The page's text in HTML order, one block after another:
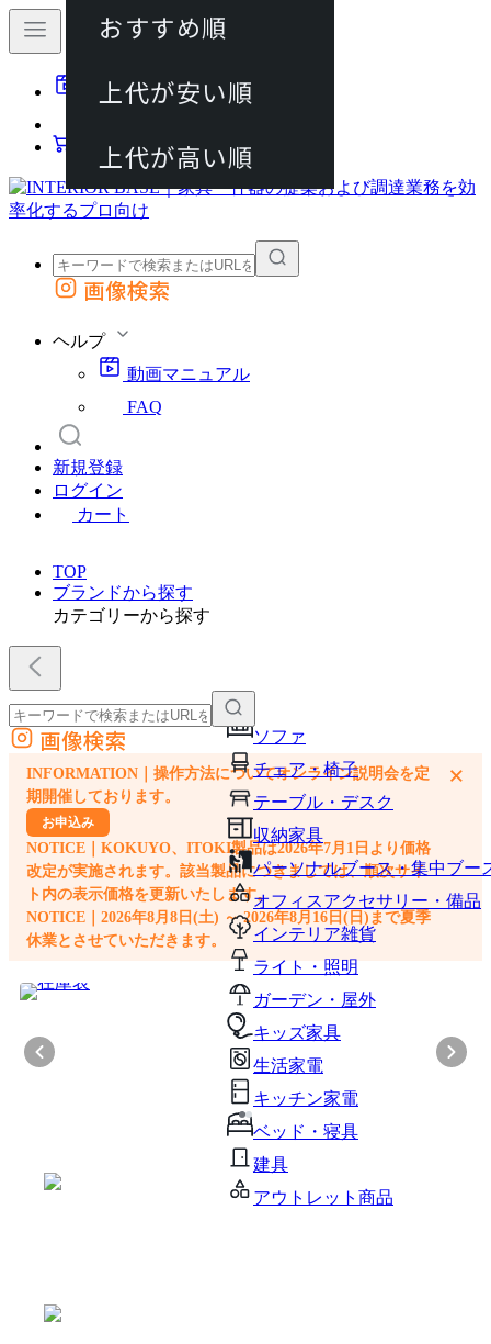
動画マニュアル
カート
外部サイトの商品をカートに追加
画像検索
ヘルプ
動画マニュアル
FAQ
新規登録
ログイン
カート
TOP
ブランドから探す
カテゴリーから探す
ソファ
チェア・椅子
テーブル・デスク
収納家具
パーソナルブース・集中ブー
オフィスアクセサリー・備品
インテリア雑貨
ライト・照明
ガーデン・屋外
キッズ家具
生活家電
キッチン家電
ベッド・寝具
建具
アウトレット商品
外部サイトの商品をカートに追加
他のサイトで見つけた商品ページのURLを貼り付けて、カートに追加できます
画像検索
INFORMATION｜操作方法についてオンライン説明会を定
期開催しております。
お申込み
NOTICE｜KOKUYO、ITOKI製品は2026年7月1日より価格
改定が実施されます。該当製品につきましては、順次サイ
ト内の表示価格を更新いたします。
NOTICE｜2026年8月8日(土) ～ 2026年8月16日(日)まで夏季
休業とさせていただきます。
×
おすすめ順
上代が安い順
上代が高い順